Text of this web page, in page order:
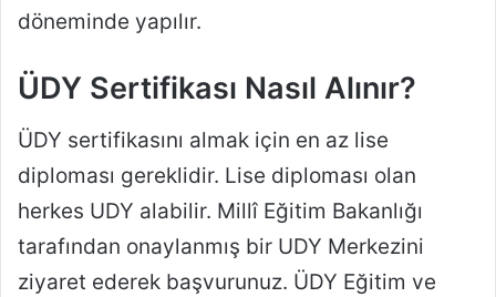
döneminde yapılır.
ÜDY Sertifikası Nasıl Alınır?
ÜDY sertifikasını almak için en az lise
diploması gereklidir. Lise diploması olan
herkes UDY alabilir. Millî Eğitim Bakanlığı
tarafından onaylanmış bir UDY Merkezini
ziyaret ederek başvurunuz. ÜDY Eğitim ve